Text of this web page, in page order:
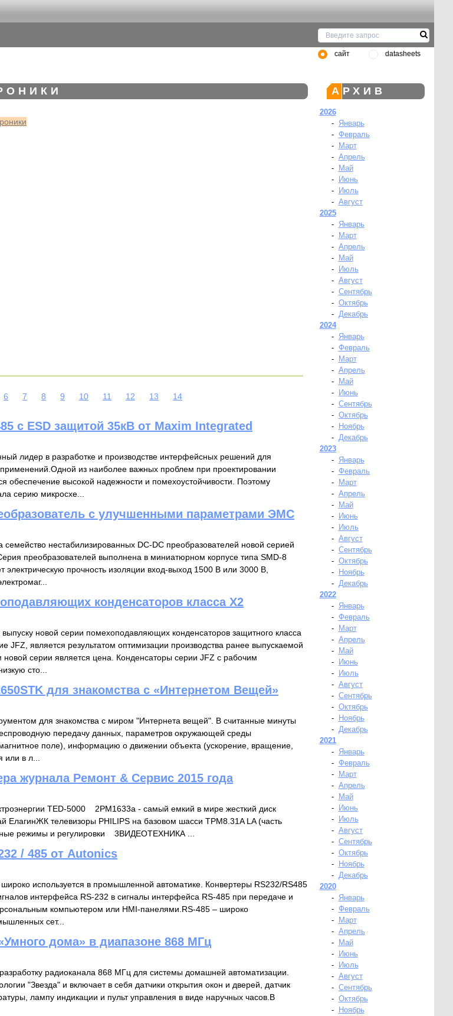
сайт datasheets
6 7 8 9 10 11 12 13 14
с ESD защитой 35кВ от Maxim Integrated
лидер в разработке и производстве интерфейсных решений для
из наиболее важных проблем при проектировании
обеспечение высокой надежности и помехоустойчивости. Поэтому
серию микросхе...
с улучшенными параметрами ЭМС
нестабилизированных DC-DC преобразователей новой серией
преобразователей выполнена в миниатюрном корпусе типа SMD-8
электрическую прочность изоляции вход-выход 1500 В или 3000 В,
конденсаторов класса X2
новой серии помехоподавляющих конденсаторов защитного класса
JFZ, является результатом оптимизации производства ранее выпускаемой
серии является цена. Конденсаторы серии JFZ с рабочим
сто...
для знакомства с «Интернетом Вещей»
для знакомства с миром "Интернета вещей". В считанные минуты
передачу данных, параметров окружающей среды
поле), информацию о движении объекта (ускорение, вращение,
или в л...
журнала Ремонт & Сервис 2015 года
TED-5000 2PM1633a - самый емкий в мире жесткий диск
телевизоры PHILIPS на базовом шасси TPM8.31A LA (часть
режимы и регулировки 3ВИДЕОТЕХНИКА ...
/ 485 от Autonics
используется в промышленной автоматике. Конвертеры RS232/RS485
интерфейса RS-232 в сигналы интерфейса RS-485 при передаче и
компьютером или HMI-панелями.RS-485 – широко
сет...
дома» в диапазоне 868 МГц
радиоканала 868 МГц для системы домашней автоматизации.
"Звезда" и включает в себя датчики открытия окон и дверей, датчик
лампу индикации и пульт управления в виде наручных часов.В
АРХИВ
2026
-
Январь
- Февраль
-
Март
- Апрель
-
Май
-
Июнь
-
Июль
- Август
2025
-
Январь
-
Март
- Апрель
-
Май
-
Июль
- Август
- Сентябрь
- Октябрь
- Декабрь
2024
-
Январь
- Февраль
-
Март
- Апрель
-
Май
-
Июнь
- Сентябрь
- Октябрь
-
Ноябрь
- Декабрь
2023
-
Январь
- Февраль
-
Март
- Апрель
-
Май
-
Июнь
-
Июль
- Август
- Сентябрь
- Октябрь
-
Ноябрь
- Декабрь
2022
-
Январь
- Февраль
-
Март
- Апрель
-
Май
-
Июнь
-
Июль
- Август
- Сентябрь
- Октябрь
-
Ноябрь
- Декабрь
2021
-
Январь
- Февраль
-
Март
- Апрель
-
Май
-
Июнь
-
Июль
- Август
- Сентябрь
- Октябрь
-
Ноябрь
- Декабрь
2020
-
Январь
- Февраль
-
Март
- Апрель
-
Май
-
Июнь
-
Июль
- Август
- Сентябрь
- Октябрь
-
Ноябрь